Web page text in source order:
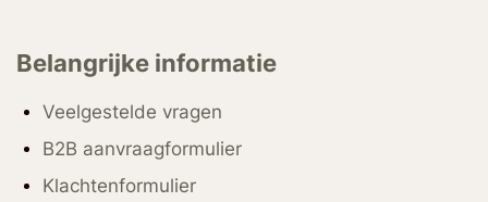
Belangrijke informatie
Veelgestelde vragen
B2B aanvraagformulier
Klachtenformulier